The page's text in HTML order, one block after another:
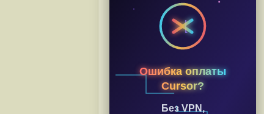
Ошибка оплаты
Cursor?
Без VPN,